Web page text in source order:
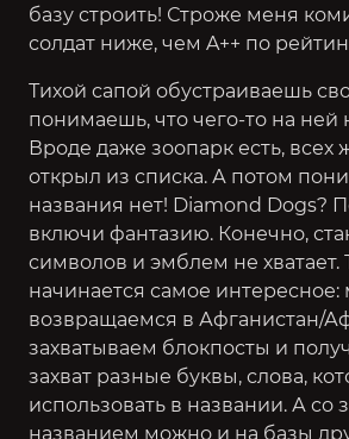
базу строить! Строже меня
солдат ниже, чем A++ по
Тихой сапой обустраиваешь
понимаешь, что чего-то на ней
Вроде даже зоопарк есть, всех
открыл из списка. А потом
названия нет! Diamond
включи фантазию. Конечно,
символов и эмблем не хватает.
начинается самое интересное:
возвращаемся в Афганистан/
захватываем блокпосты и
захват разные буквы, слова,
использовать в названии. А со
названием можно и на базы